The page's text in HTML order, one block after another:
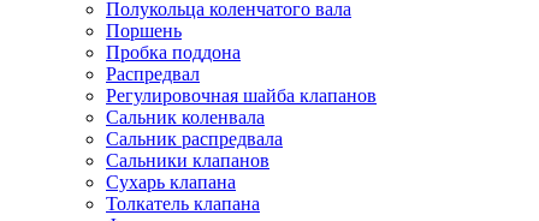
Полукольца коленчатого вала
Поршень
Пробка поддона
Распредвал
Регулировочная шайба клапанов
Сальник коленвала
Сальник распредвала
Сальники клапанов
Сухарь клапана
Толкатель клапана